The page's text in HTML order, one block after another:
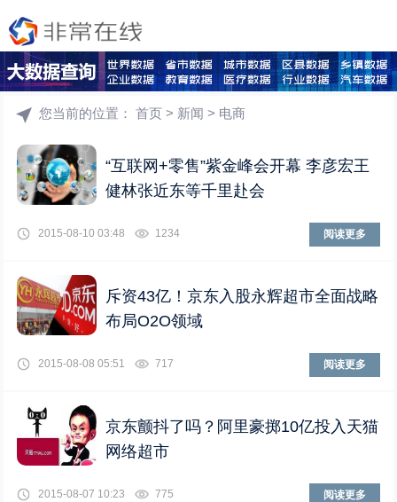
您当前的位置：首页 > 新闻 > 电商
“互联网+零售”紫金峰会开幕 李彦宏王
健林张近东等千里赴会
2015-08-10 03:48 1234 阅读更多
斥资43亿！京东入股永辉超市全面战略
布局O2O领域
2015-08-08 05:51 717 阅读更多
京东颤抖了吗？阿里豪掷10亿投入天猫
网络超市
2015-08-07 10:23 775 阅读更多